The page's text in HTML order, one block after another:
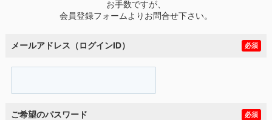
お手数ですが、
会員登録フォームよりお問合せ下さい。
メールアドレス（ログインID） 必須
ご希望のパスワード 必須